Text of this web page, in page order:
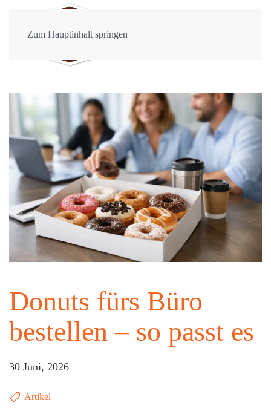
Zum Hauptinhalt springen
Donuts fürs Büro
bestellen – so passt es
30 Juni, 2026
Artikel